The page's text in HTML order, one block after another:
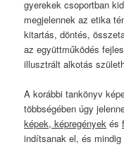
gyerekek csoportban
megjelennek az etika
kitartás, döntés,
az együttműködés
illusztrált alkotás
A korábbi tankönyv
többségében úgy
képek, képregények és
indítsanak el, és